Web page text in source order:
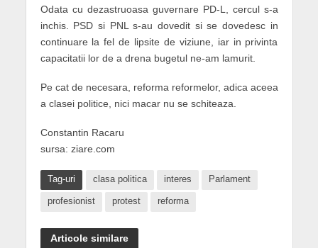
Odata cu dezastruoasa guvernare PD-L, cercul s-a
inchis. PSD si PNL
s-au dovedit si se dovedesc in
continuare la fel de lipsite de viziune, iar in privinta
capacitatii lor de a drena bugetul ne-am lamurit.
Pe cat de necesara, reforma reformelor, adica aceea
a clasei politice, nici macar nu se schiteaza.
Constantin Racaru
sursa: ziare.com
Tag-uri clasa politica interes Parlament
profesionist protest reforma
Articole similare